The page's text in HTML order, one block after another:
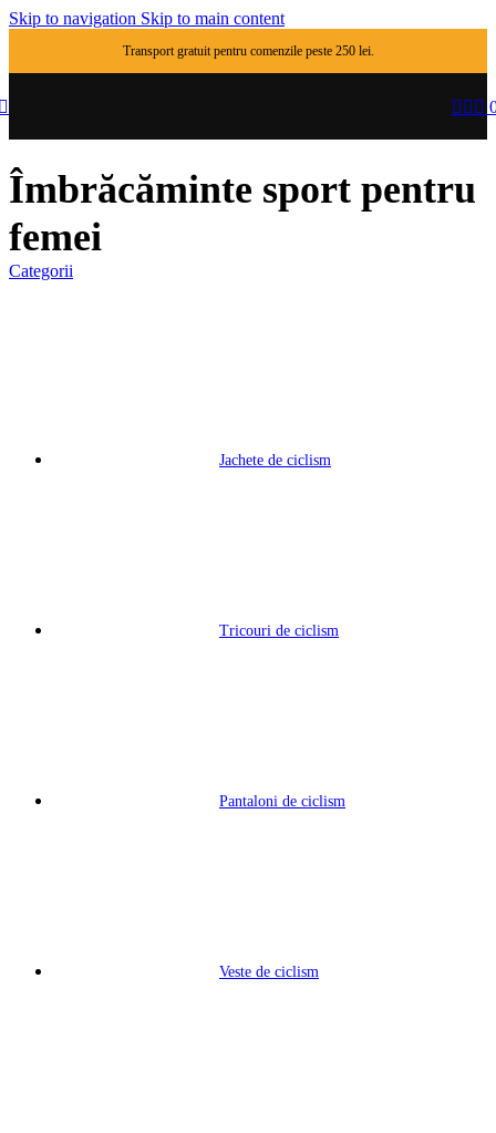
Skip to navigation Skip to main content
Transport gratuit pentru comenzile peste 250 lei.
Îmbrăcăminte sport pentru
femei
Categorii
Jachete de ciclism
Tricouri de ciclism
Pantaloni de ciclism
Veste de ciclism